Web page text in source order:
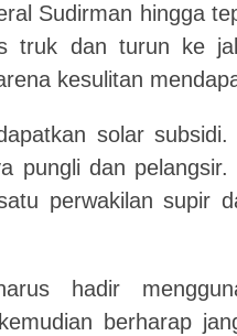
Sudirman hingga
truk dan turun ke
kesulitan
solar
pungli dan
perwakilan supir
hadir
berharap